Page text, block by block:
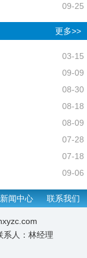
09-25
更多>>
03-15
09-09
08-30
08-18
08-09
07-28
07-18
09-06
新闻中心 联系我们
人：林经理